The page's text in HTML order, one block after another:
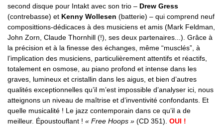
second disque pour Intakt avec son trio – Drew Gress
(contrebasse) et Kenny Wollesen (batterie) – qui comprend neuf
composittions-dédicaces à des musiciens et amis (Mark Feldman,
John Zorn, Claude Thornhill (!), ses deux partenaires...). Grâce à
la précision et à la finesse des échanges, même “musclés”, à
l’implication des musiciens, particulièrement attentifs et réactifs,
totalement en osmose, au piano profond et intense dans les
graves, lumineux et cristallin dans les aigus, et bien d’autres
qualités exceptionnelles qu’il m’est impossible d’analyser ici, nous
atteignons un niveau de maîtrise et d’inventivité confondants. Et
quelle musicalité ! Le jazz contemporain dans ce qu’il a de
meilleur. Époustouflant ! « Free Hoops » (CD 351). OUI !